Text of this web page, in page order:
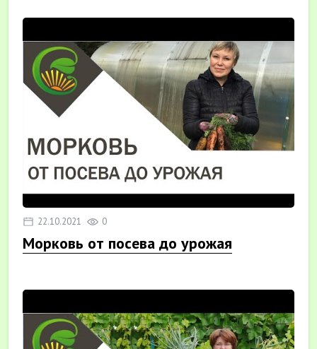
22.10.2021 0
Морковь от посева до урожая